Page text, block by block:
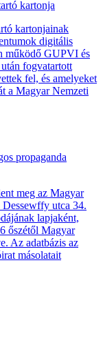
kartonja
kartonjainak
digitális
működő GUPVI és
fogvatartott
fel, és amelyeket
a Magyar Nemzeti
propaganda
meg az Magyar
utca 34.
lapjaként,
őszétől Magyar
Az adatbázis az
másolatait